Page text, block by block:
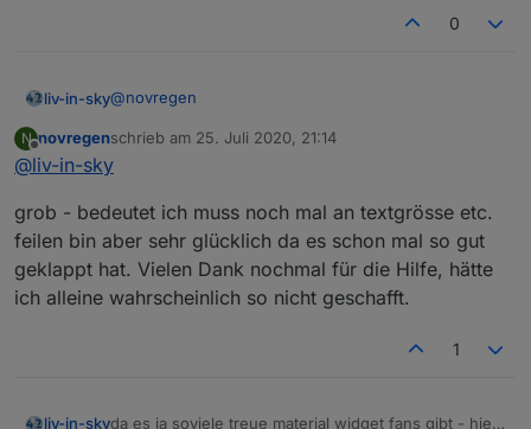
0
liv-in-sky@novregen
wenn du die material widgets nutzen willst, mußt du
sie in zeile 9 oder 10 auf true setzen
N
Offline
novregenschrieb am 25. Juli 2020, 21:14
zuletzt editiert von
@liv-in-sky
grob - bedeutet ich muss noch mal an textgrösse etc.
feilen bin aber sehr glücklich da es schon mal so gut
geklappt hat. Vielen Dank nochmal für die Hilfe, hätte
ich alleine wahrscheinlich so nicht geschafft.
1
liv-in-skyda es ja soviele treue material widget fans gibt - hier